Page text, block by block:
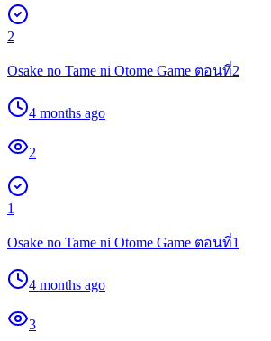
2
Osake no Tame ni Otome Game ตอนที่2
4 months ago
2
1
Osake no Tame ni Otome Game ตอนที่1
4 months ago
3